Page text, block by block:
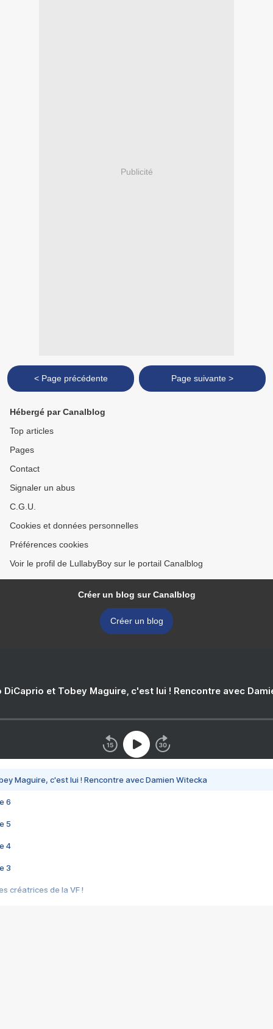
Publicité
< Page précédente Page suivante >
Hébergé par Canalblog
Top articles
Pages
Contact
Signaler un abus
C.G.U.
Cookies et données personnelles
Préférences cookies
Voir le profil de LullabyBoy sur le portail Canalblog
Créer un blog sur Canalblog
Créer un blog
DiCaprio et Tobey Maguire, c'est lui ! Rencontre avec
Maguire, c'est lui ! Rencontre avec Damien Witecka
6
5
4
3
créatrices de la VF !